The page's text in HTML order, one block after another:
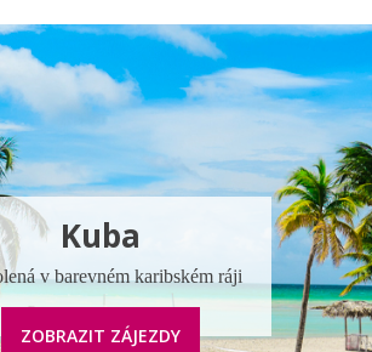
Kuba
v barevném karibském ráji
ZOBRAZIT ZÁJEZDY